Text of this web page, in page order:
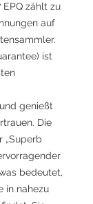
EPQ zählt zu
auf
ist
genießt
Die
„Superb
bedeutet,
in nahezu